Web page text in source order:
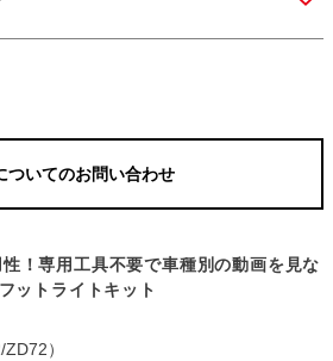
ついてのお問い合わせ
！専用工具不要で車種別の動画を見な
ットライトキット
）